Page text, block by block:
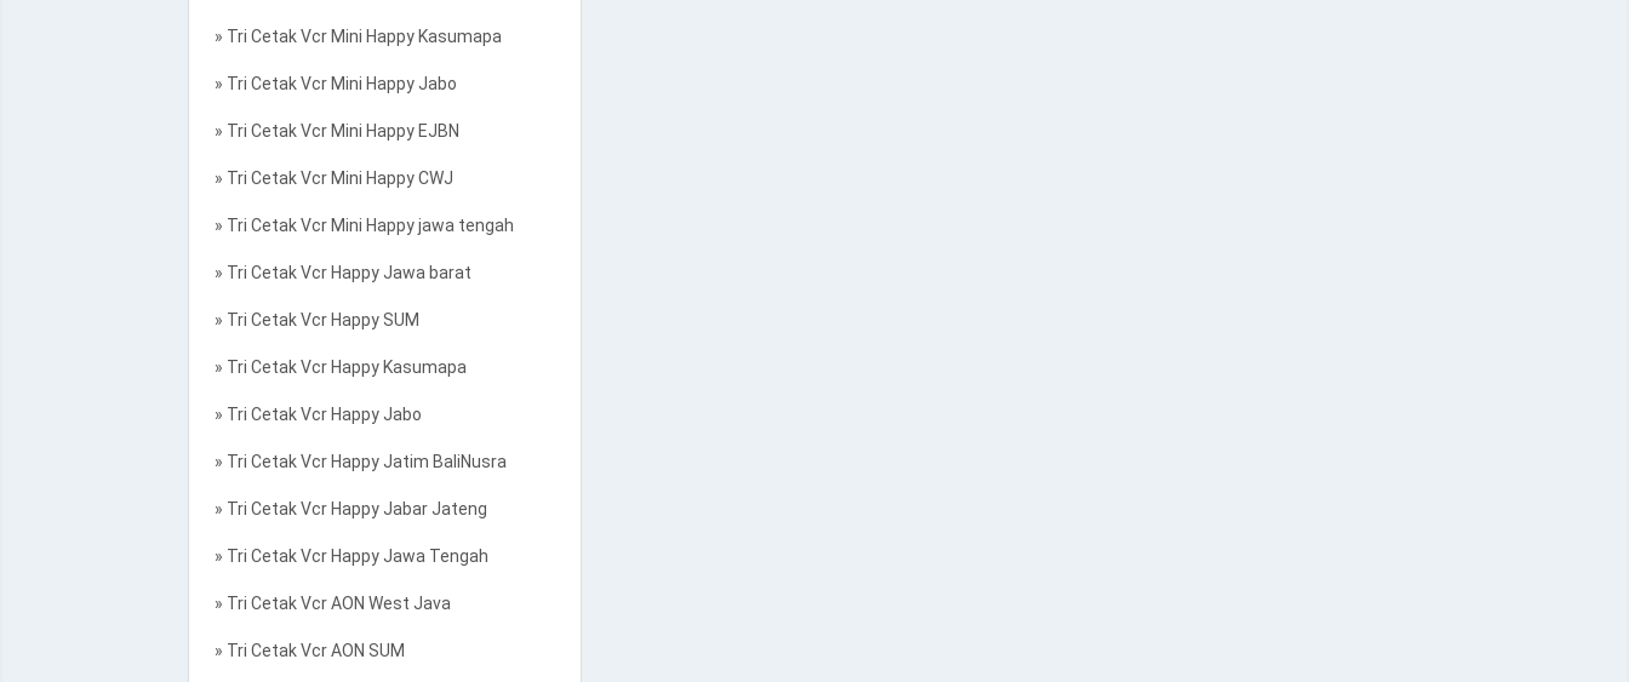
» Tri Cetak Vcr Mini Happy Kasumapa
» Tri Cetak Vcr Mini Happy Jabo
» Tri Cetak Vcr Mini Happy EJBN
» Tri Cetak Vcr Mini Happy CWJ
» Tri Cetak Vcr Mini Happy jawa tengah
» Tri Cetak Vcr Happy Jawa barat
» Tri Cetak Vcr Happy SUM
» Tri Cetak Vcr Happy Kasumapa
» Tri Cetak Vcr Happy Jabo
» Tri Cetak Vcr Happy Jatim BaliNusra
» Tri Cetak Vcr Happy Jabar Jateng
» Tri Cetak Vcr Happy Jawa Tengah
» Tri Cetak Vcr AON West Java
» Tri Cetak Vcr AON SUM